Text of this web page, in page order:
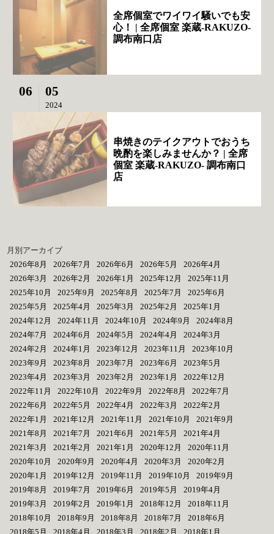
全席個室でワイワイ騒いでも安
心！ | 全席個室 楽蔵‐RAKUZO‐
調布南口店
06 05
2024
串焼きのテイクアウトでおうち
晩酌を楽しみませんか？ | 全席
個室 楽蔵‐RAKUZO‐ 調布南口
店
月別アーカイブ
2026年8月
2026年7月 2026年6月 2026年5月
2026年4月
2026年3月
2026年2月 2026年1月 2025年12月
2025年11月
2025年10月
2025年9月 2025年8月 2025年7月
2025年6月
2025年5月
2025年4月 2025年3月 2025年2月
2025年1月
2024年12月
2024年11月 2024年10月 2024年9月
2024年8月
2024年7月
2024年6月 2024年5月 2024年4月
2024年3月
2024年2月
2024年1月 2023年12月 2023年11月
2023年10月
2023年9月
2023年8月 2023年7月 2023年6月
2023年5月
2023年4月
2023年3月 2023年2月 2023年1月
2022年12月
2022年11月
2022年10月 2022年9月 2022年8月
2022年7月
2022年6月
2022年5月 2022年4月 2022年3月
2022年2月
2022年1月
2021年12月 2021年11月 2021年10月
2021年9月
2021年8月
2021年7月 2021年6月 2021年5月
2021年4月
2021年3月
2021年2月 2021年1月 2020年12月
2020年11月
2020年10月
2020年9月 2020年4月 2020年3月
2020年2月
2020年1月
2019年12月 2019年11月 2019年10月
2019年9月
2019年8月
2019年7月 2019年6月 2019年5月
2019年4月
2019年3月
2019年2月 2019年1月 2018年12月
2018年11月
2018年10月
2018年9月 2018年8月 2018年7月
2018年6月
2018年5月
2018年4月 2018年3月 2018年2月
2018年1月